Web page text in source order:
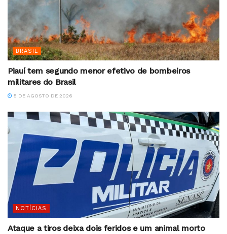
BRASIL
Piauí tem segundo menor efetivo de bombeiros
militares do Brasil
5 DE AGOSTO DE 2026
NOTÍCIAS
Ataque a tiros deixa dois feridos e um animal morto